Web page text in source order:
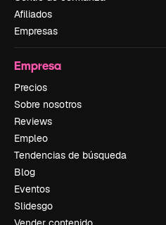
Afiliados
Empresas
Empresa
Precios
Sobre nosotros
Reviews
Empleo
Tendencias de búsqueda
Blog
Eventos
Slidesgo